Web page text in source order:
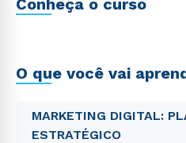
Conheça o curso
O que você vai
MARKETING DIGITAL:
ESTRATÉGICO